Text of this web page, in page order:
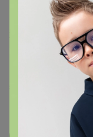
28 июня, 2022
я